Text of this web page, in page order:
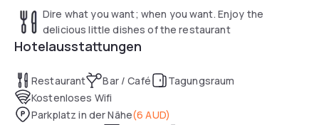
trends as a cultural hub of food, art and fashion. It's the
ultimate place for stepping out in style and living as it should
be. Ovolo South Yarra sets the scene for an extraordinary
hotel experience embodying our philosophy of connecting
with our customers emotionally and complementing the
local cultural scene. It is anything but under-the-radar!
Dire what you want; when you want. Enjoy the
delicious little dishes of the restaurant
Hotelausstattungen
Restaurant Bar / Café
Tagungsraum
Kostenloses Wifi
Parkplatz in der Nähe(6 AUD)